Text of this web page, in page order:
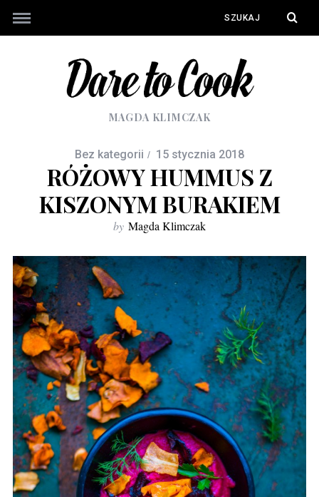
MAGDA KLIMCZAK
Bez kategorii 15 stycznia 2018
RÓŻOWY HUMMUS Z
KISZONYM BURAKIEM
by Magda Klimczak